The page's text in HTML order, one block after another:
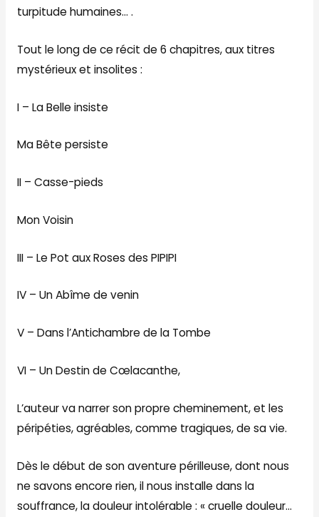
turpitude humaines… .
Tout le long de ce récit de 6 chapitres, aux titres
mystérieux et insolites :
I – La Belle insiste
Ma Bête persiste
II – Casse-pieds
Mon Voisin
III – Le Pot aux Roses des PIPIPI
IV – Un Abîme de venin
V – Dans l’Antichambre de la Tombe
VI – Un Destin de Cœlacanthe,
L’auteur va narrer son propre cheminement, et les
péripéties, agréables, comme tragiques, de sa vie.
Dès le début de son aventure périlleuse, dont nous
ne savons encore rien, il nous installe dans la
souffrance, la douleur intolérable : « cruelle douleur…